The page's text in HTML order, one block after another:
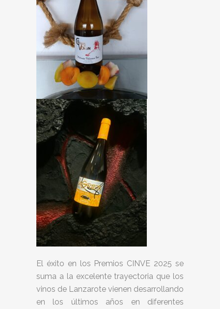
El éxito en los Premios CINVE 2025 se
suma a la excelente trayectoria que los
vinos de Lanzarote vienen desarrollando
en los últimos años en diferentes